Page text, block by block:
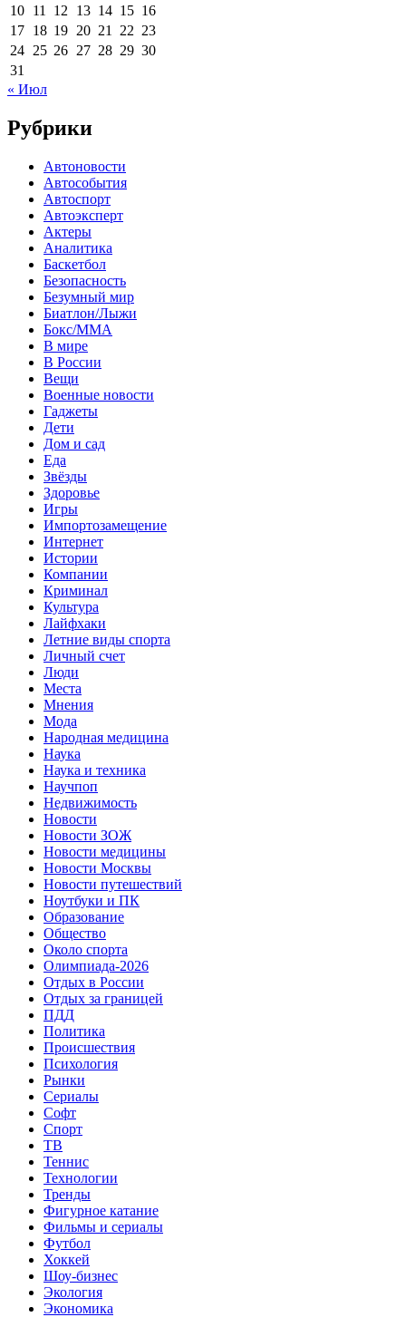
10 11 12 13 14 15 16
17 18 19 20 21 22 23
24 25 26 27 28 29 30
31
« Июл
Рубрики
Автоновости
Автособытия
Автоспорт
Автоэксперт
Актеры
Аналитика
Баскетбол
Безопасность
Безумный мир
Биатлон/Лыжи
Бокс/MMA
В мире
В России
Вещи
Военные новости
Гаджеты
Дети
Дом и сад
Еда
Звёзды
Здоровье
Игры
Импортозамещение
Интернет
Истории
Компании
Криминал
Культура
Лайфхаки
Летние виды спорта
Личный счет
Люди
Места
Мнения
Мода
Народная медицина
Наука
Наука и техника
Научпоп
Недвижимость
Новости
Новости ЗОЖ
Новости медицины
Новости Москвы
Новости путешествий
Ноутбуки и ПК
Образование
Общество
Около спорта
Олимпиада-2026
Отдых в России
Отдых за границей
ПДД
Политика
Происшествия
Психология
Рынки
Сериалы
Софт
Спорт
ТВ
Теннис
Технологии
Тренды
Фигурное катание
Фильмы и сериалы
Футбол
Хоккей
Шоу-бизнес
Экология
Экономика